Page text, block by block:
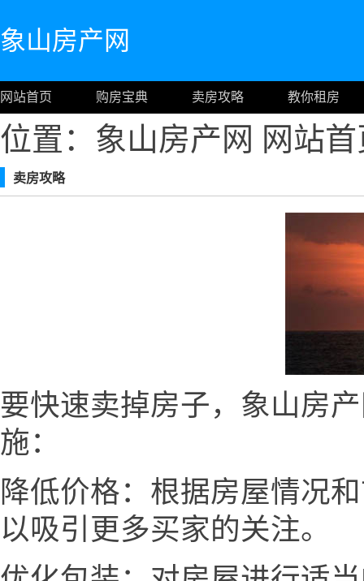
象山房产网
网站首页 购房宝典 卖房攻略 教你租房
位置：象山房产网 网站
卖房攻略
要快速卖掉房子，象山房
施：
降低价格：根据房屋情况
以吸引更多买家的关注。